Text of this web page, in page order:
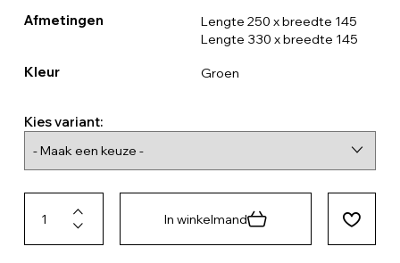
Afmetingen
Lengte 250 x breedte 145
Lengte 330 x breedte 145
Kleur Groen
Kies variant:
In winkelmand